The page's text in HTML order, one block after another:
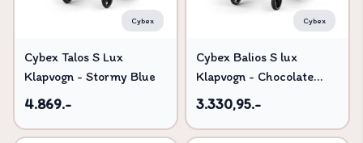
Cybex
Cybex Talos S Lux
Klapvogn - Stormy Blue
4.869.-
Cybex
Cybex Balios S lux
Klapvogn - Chocolate
Brown
3.330,95.-